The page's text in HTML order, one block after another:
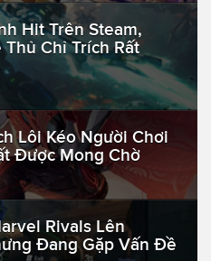
Hit Trên Steam,
Chỉ Trích Rất
Lôi Kéo Người Chơi
Được Mong Chờ
Rivals Lên
Đang Gặp Vấn Đề